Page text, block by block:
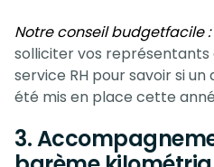
Notre conseil budgetfacile :
solliciter vos
service RH pour savoir si
été mis en place cette
3.